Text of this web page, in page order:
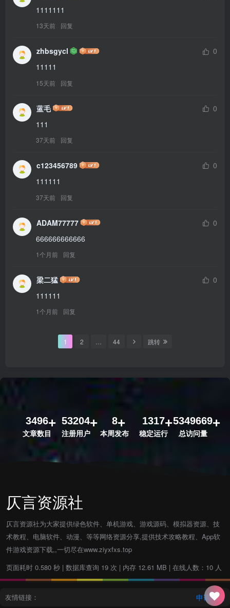
1111111
13天前 回复
zhbsgycl
0
11111
15天前 回复
蓝毛
0
111
37天前 回复
c123456789
0
111111
37天前 回复
ADAM77777
0
666666666666
1个月前 回复
梁二猛
0
111111
1个月前 回复
1 2 44 跳转
3496
文章数目
53204
注册用户
8
本周发布
1317
稳定运行
5349669
总访问量
仄言资源社
仄言资源社为大家提供绿色软件、单机游戏、游戏源码、模拟器资源、技
术教程、电脑软件、动漫、等等网络资源分享,提供技术攻略教程、App软
件游戏资源下载,,一切尽在www.ziyxfxs.top
页面耗时 0.580 秒 | 数据库查询 19 次 | 内存 12.61 MB | 在线人数：10 人
友情链接： 申请友链